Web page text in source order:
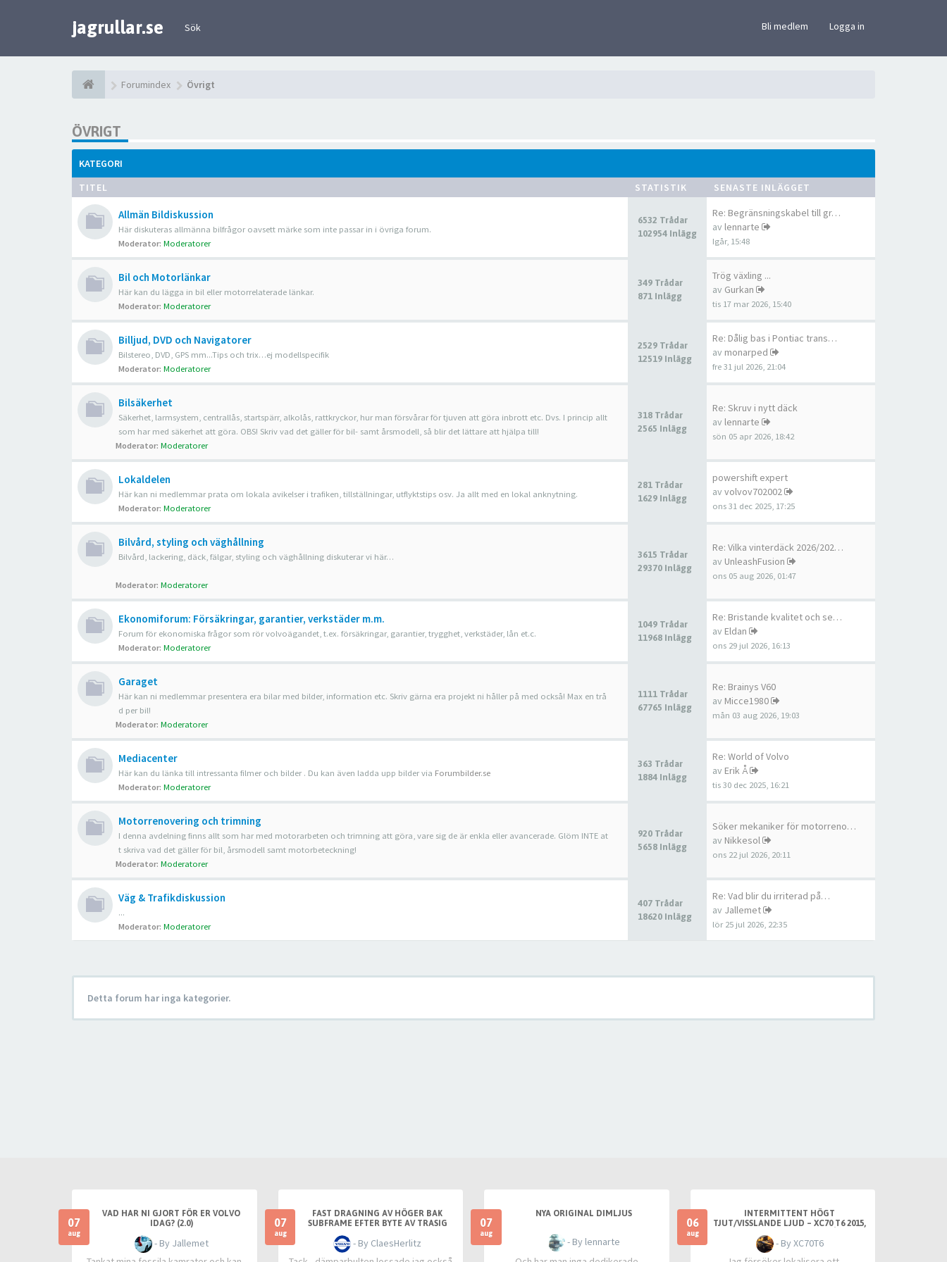
jagrullar.se Sök Bli medlem Logga in
Forumindex Övrigt
ÖVRIGT
KATEGORI
TITEL
STATISTIK SENASTE INLÄGGET
Allmän Bildiskussion
Här diskuteras allmänna bilfrågor oavsett märke som inte passar in i övriga forum.
Moderator: Moderatorer
6532 Trådar
102954 Inlägg
Re: Begränsningskabel till gr…
av lennarte
Igår, 15:48
Bil och Motorlänkar
Här kan du lägga in bil eller motorrelaterade länkar.
Moderator: Moderatorer
349 Trådar
871 Inlägg
Trög växling ...
av Gurkan
tis 17 mar 2026, 15:40
Billjud, DVD och Navigatorer
Bilstereo, DVD, GPS mm...Tips och trix…ej modellspecifik
Moderator: Moderatorer
2529 Trådar
12519 Inlägg
Re: Dålig bas i Pontiac trans…
av monarped
fre 31 jul 2026, 21:04
Bilsäkerhet
Säkerhet, larmsystem, centrallås, startspärr, alkolås, rattkryckor, hur man försvårar för tjuven att göra inbrott etc. Dvs. I princip allt
som har med säkerhet att göra. OBS! Skriv vad det gäller för bil- samt årsmodell, så blir det lättare att hjälpa till!
Moderator: Moderatorer
318 Trådar
2565 Inlägg
Re: Skruv i nytt däck
av lennarte
sön 05 apr 2026, 18:42
Lokaldelen
Här kan ni medlemmar prata om lokala avikelser i trafiken, tillställningar, utflyktstips osv. Ja allt med en lokal anknytning.
Moderator: Moderatorer
281 Trådar
1629 Inlägg
powershift expert
av volvov702002
ons 31 dec 2025, 17:25
Bilvård, styling och väghållning
Bilvård, lackering, däck, fälgar, styling och väghållning diskuterar vi här…
Moderator: Moderatorer
3615 Trådar
29370 Inlägg
Re: Vilka vinterdäck 2026/202…
av UnleashFusion
ons 05 aug 2026, 01:47
Ekonomiforum: Försäkringar, garantier, verkstäder m.m.
Forum för ekonomiska frågor som rör volvoägandet, t.ex. försäkringar, garantier, trygghet, verkstäder, lån et.c.
Moderator: Moderatorer
1049 Trådar
11968 Inlägg
Re: Bristande kvalitet och se…
av Eldan
ons 29 jul 2026, 16:13
Garaget
Här kan ni medlemmar presentera era bilar med bilder, information etc. Skriv gärna era projekt ni håller på med också! Max en trå
d per bil!
Moderator: Moderatorer
1111 Trådar
67765 Inlägg
Re: Brainys V60
av Micce1980
mån 03 aug 2026, 19:03
Mediacenter
Här kan du länka till intressanta filmer och bilder . Du kan även ladda upp bilder via Forumbilder.se
Moderator: Moderatorer
363 Trådar
1884 Inlägg
Re: World of Volvo
av Erik Å
tis 30 dec 2025, 16:21
Motorrenovering och trimning
I denna avdelning finns allt som har med motorarbeten och trimning att göra, vare sig de är enkla eller avancerade. Glöm INTE at
t skriva vad det gäller för bil, årsmodell samt motorbeteckning!
Moderator: Moderatorer
920 Trådar
5658 Inlägg
Söker mekaniker för motorreno…
av Nikkesol
ons 22 jul 2026, 20:11
Väg & Trafikdiskussion
...
Moderator: Moderatorer
407 Trådar
18620 Inlägg
Re: Vad blir du irriterad på…
av Jallemet
lör 25 jul 2026, 22:35
Detta forum har inga kategorier.
07
aug
VAD HAR NI GJORT FÖR ER VOLVO
IDAG? (2.0)
- By Jallemet
07
aug
FAST DRAGNING AV HÖGER BAK
SUBFRAME EFTER BYTE AV TRASIG
SLANGKOPPLING MELLAN TANKLOCK
OCH TANK
- By ClaesHerlitz
07
aug
NYA ORIGINAL DIMLJUS
- By lennarte
06
aug
INTERMITTENT HÖGT
TJUT/VISSLANDE LJUD – XC70 T6 2015,
FRÄMST VID VARM TOMGÅNG
- By XC70T6